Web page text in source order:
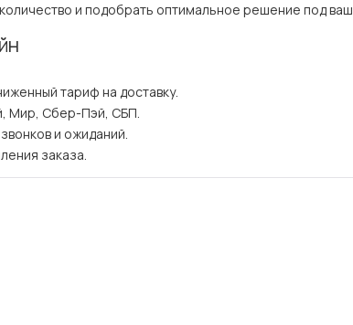
и подобрать оптимальное решение под
тариф на доставку.
Мир, Сбер-Пэй, СБП.
и ожиданий.
заказа.